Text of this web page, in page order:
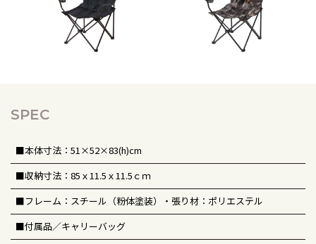
SPEC
■本体寸法：51×52×83(h)cm
■収納寸法：85ｘ11.5ｘ11.5ｃｍ
■フレーム：スチール（粉体塗装）・張り材：ポリエステル
■付属品／キャリーバッグ